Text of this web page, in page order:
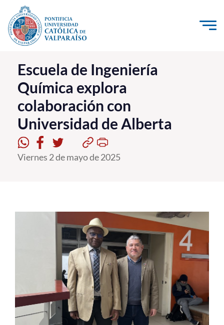
Click acá para ir directamente al contenido
La Universidad
Investigación, Creación e Innovación
PUCV Internacional
Vinculación con el Medio
Admisión
Funcionarios
Alumni
Escuela de Ingeniería
Química explora
colaboración con
Universidad de Alberta
Viernes 2 de mayo de 2025